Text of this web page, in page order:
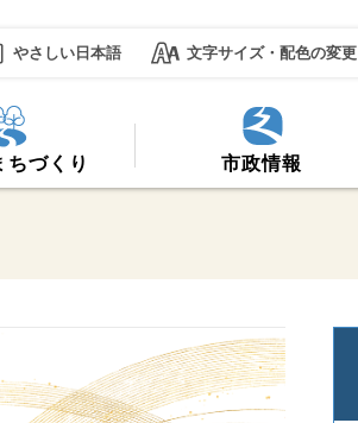
やさしい日本語 文字サイズ・配色の変更
ちづくり 市政情報